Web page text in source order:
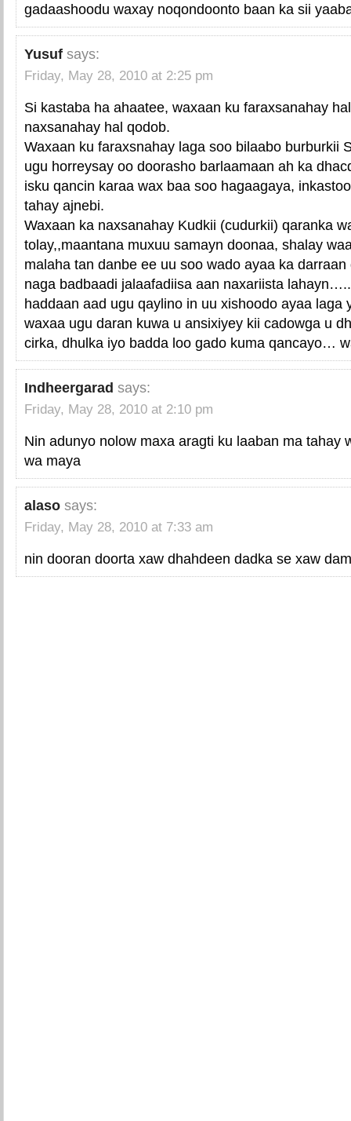
gadaashoodu waxay noqondoonto baan ka sii
Yusuf says:
Friday, May 28, 2010 at 2:25 pm
Si kastaba ha ahaatee, waxaan ku faraxsanahay
naxsanahay hal qodob.
Waxaan ku faraxsnahay laga soo bilaabo burburkii
ugu horreysay oo doorasho barlaamaan ah ka
isku qancin karaa wax baa soo hagaagaya,
tahay ajnebi.
Waxaan ka naxsanahay Kudkii (cudurkii) qaranka
tolay,,maantana muxuu samayn doonaa, shalay
malaha tan danbe ee uu soo wado ayaa ka
naga badbaadi jalaafadiisa aan naxariista
haddaan aad ugu qaylino in uu xishoodo ayaa
waxaa ugu daran kuwa u ansixiyey kii cadowga u
cirka, dhulka iyo badda loo gado kuma qancayo…
Indheergarad says:
Friday, May 28, 2010 at 2:10 pm
Nin adunyo nolow maxa aragti ku laaban ma tahay
wa maya
alaso says:
Friday, May 28, 2010 at 7:33 am
nin dooran doorta xaw dhahdeen dadka se xaw